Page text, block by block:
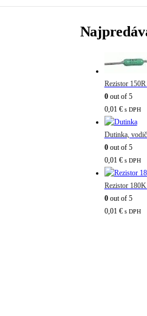
Rezistor
0out of 5
0,01 € s DPH
Dutinka,
0out of 5
0,01 € s DPH
Rezistor
0out of 5
0,01 € s DPH